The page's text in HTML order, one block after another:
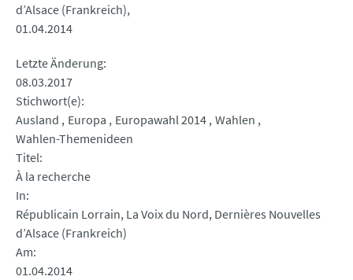
d’Alsace (Frankreich)
01.04.2014
Letzte Änderung
08.03.2017
Stichwort(e)
Ausland
Europa Europawahl 2014 Wahlen
Wahlen-Themenideen
Titel
À la recherche
In
Républicain Lorrain, La Voix du Nord, Dernières Nouvelles
d’Alsace (Frankreich)
Am
01.04.2014